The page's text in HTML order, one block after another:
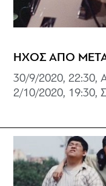
ΗΧΟΣ ΑΠΟ
30/9/2020, 22:30,
2/10/2020, 19:30,